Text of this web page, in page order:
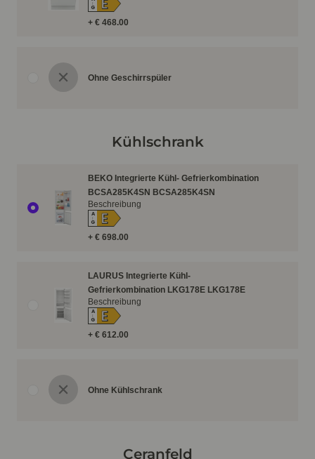
+ € 468.00
↑G
Ohne Geschirrspüler
Kühlschrank
BEKO Integrierte Kühl- Gefrierkombination
BCSA285K4SN BCSA285K4SN
+ € 698.00
A
↑G E
Beschreibung
LAURUS Integrierte Kühl-
Gefrierkombination LKG178E LKG178E
+ € 612.00
A
↑G E
Beschreibung
Ohne Kühlschrank
Ceranfeld